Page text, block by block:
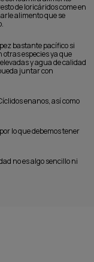
de loricáridos come en
alimento que se
bastante pacífico si
especies ya que
y agua de calidad
juntar con
enanos, así como
lo que debemos tener
no es algo sencillo ni